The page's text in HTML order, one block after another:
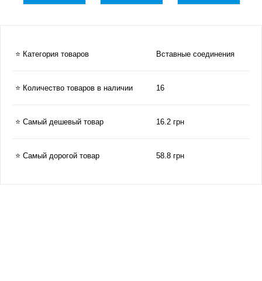
⭐ Категория товаров Вставные соединения
⭐ Количество товаров в наличии 16
⭐ Самый дешевый товар 16.2 грн
⭐ Самый дорогой товар 58.8 грн